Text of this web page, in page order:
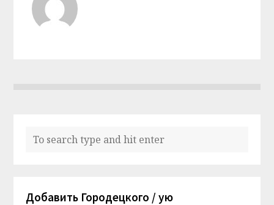
Добавить Городецкого / ую